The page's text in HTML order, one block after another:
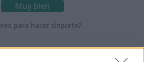
Muy bien
para hacer deporte?